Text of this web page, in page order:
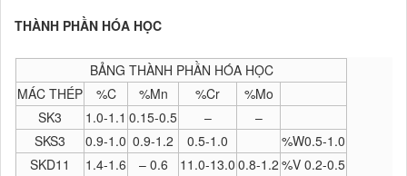
THÀNH PHẦN HÓA HỌC
BẢNG THÀNH PHẦN HÓA HỌC
MÁC THÉP
%C %Mn %Cr
%Mo
SK3
1.0-1.1 0.15-0.5 –
–
SKS3
0.9-1.0 0.9-1.2 0.5-1.0
%W0.5-1.0
SKD11
1.4-1.6 – 0.6 11.0-13.0 0.8-1.2 %V 0.2-0.5